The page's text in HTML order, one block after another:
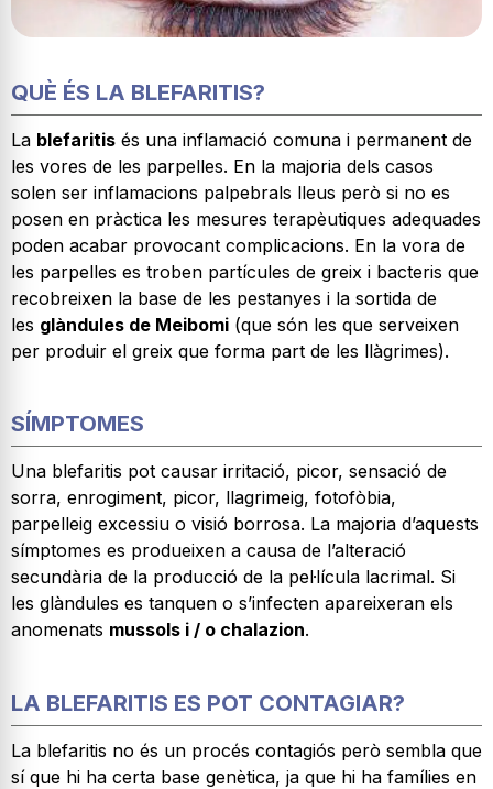
QUÈ ÉS LA BLEFARITIS?
La blefaritis és una inflamació comuna i permanent de
les vores de les parpelles. En la majoria dels casos
solen ser inflamacions palpebrals lleus però si no es
posen en pràctica les mesures terapèutiques adequades
poden acabar provocant complicacions. En la vora de
les parpelles es troben partícules de greix i bacteris que
recobreixen la base de les pestanyes i la sortida de
les glàndules de Meibomi (que són les que serveixen
per produir el greix que forma part de les llàgrimes).
SÍMPTOMES
Una blefaritis pot causar irritació, picor, sensació de
sorra, enrogiment, picor, llagrimeig, fotofòbia,
parpelleig excessiu o visió borrosa. La majoria d’aquests
símptomes es produeixen a causa de l’alteració
secundària de la producció de la pel·lícula lacrimal. Si
les glàndules es tanquen o s’infecten apareixeran els
anomenats mussols i / o chalazion.
LA BLEFARITIS ES POT CONTAGIAR?
La blefaritis no és un procés contagiós però sembla que
sí que hi ha certa base genètica, ja que hi ha famílies en